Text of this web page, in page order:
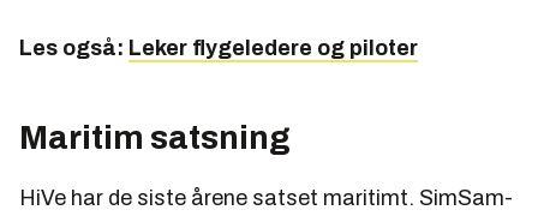
Les også: Leker flygeledere og piloter
Maritim satsning
HiVe har de siste årene satset maritimt. SimSam-